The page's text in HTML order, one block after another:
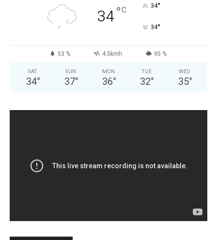
34°C 34°
34°
53 % 4.5kmh 95 %
SAT
34°
SUN
37°
MON
36°
TUE
32°
WED
35°